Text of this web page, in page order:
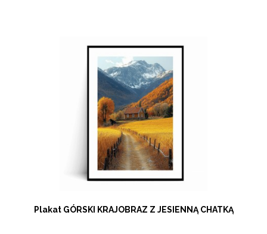
Plakat GÓRSKI KRAJOBRAZ Z JESIENNĄ CHATKĄ